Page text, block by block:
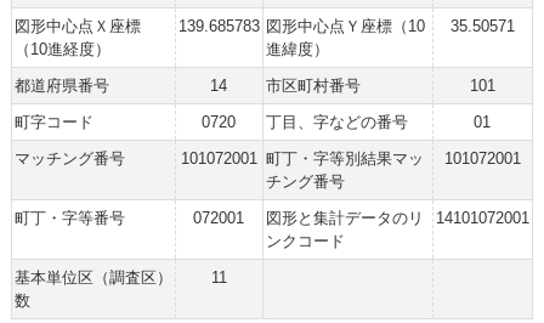
図形中心点Ｘ座標
（10進経度）
139.685783 図形中心点Ｙ座標（10
進緯度）
35.50571
都道府県番号 14 市区町村番号
101
町字コード
0720 丁目、字などの番号
01
マッチング番号
101072001 町丁・字等別結果マッ
チング番号
101072001
町丁・字等番号 072001
図形と集計データのリ
ンクコード
14101072001
基本単位区（調査区）
数
11